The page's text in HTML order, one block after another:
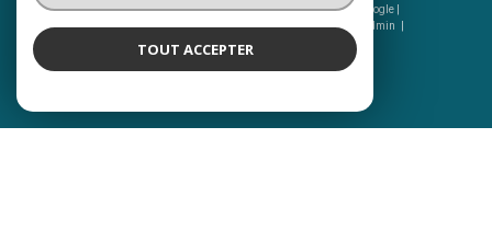
© 2026 | Tous droits réservés | Traduction powered by Google |
Nos honoraires
Plan du site Mentions légales
Admin
TOUT ACCEPTER